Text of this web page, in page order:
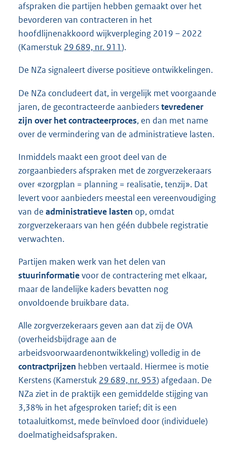
afspraken die partijen hebben gemaakt over het
bevorderen van contracteren in het
hoofdlijnenakkoord wijkverpleging 2019 – 2022
(Kamerstuk 29 689, nr. 911).
De NZa signaleert diverse positieve ontwikkelingen.
De NZa concludeert dat, in vergelijk met voorgaande
jaren, de gecontracteerde aanbiederstevredener
zijn over het contracteerproces, en dan met name
over de vermindering van de administratieve lasten.
Inmiddels maakt een groot deel van de
zorgaanbieders afspraken met de zorgverzekeraars
over «zorgplan = planning = realisatie, tenzij». Dat
levert voor aanbieders meestal een vereenvoudiging
van de administratieve lasten op, omdat
zorgverzekeraars van hen géén dubbele registratie
verwachten.
Partijen maken werk van het delen van
stuurinformatievoor de contractering met elkaar,
maar de landelijke kaders bevatten nog
onvoldoende bruikbare data.
Alle zorgverzekeraars geven aan dat zij de OVA
(overheidsbijdrage aan de
arbeidsvoorwaardenontwikkeling) volledig in de
contractprijzen hebben vertaald. Hiermee is motie
Kerstens (Kamerstuk 29 689, nr. 953) afgedaan. De
NZa ziet in de praktijk een gemiddelde stijging van
3,38% in het afgesproken tarief; dit is een
totaaluitkomst, mede beïnvloed door (individuele)
doelmatigheidsafspraken.